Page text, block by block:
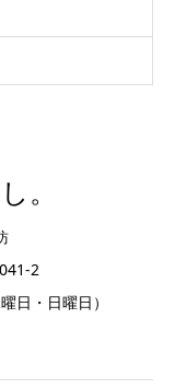
。
2
日・日曜日）